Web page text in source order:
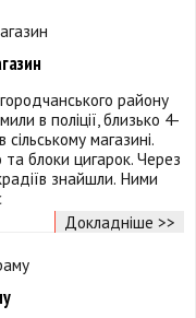
району
в поліції, близько 4-
магазині.
блоки цигарок. Через
знайшли. Ними
Докладніше >>